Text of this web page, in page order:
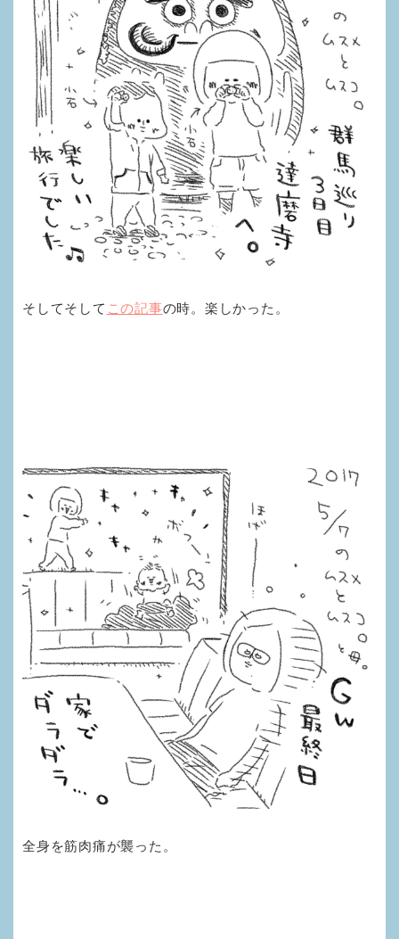
そしてそして この記事の時。楽しかった。
全身を筋肉痛が襲った。